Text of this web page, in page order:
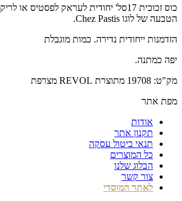
כוס זכוכית 17סל' יחודית לעראק לפסטיס
הטבעה של לוגו Chez Pastis.
הזדמנות ייחודית נדירה. כמות מוגבלת
יפה כמתנה.
מק"ט: 19708 מתוצרת REVOL מצרפת
מפת אתר
אודות
תקנון אתר
תנאי ביטול עסקה
כל המוצרים
הבלוג שלנו
צור קשר
לאתר המוסדי